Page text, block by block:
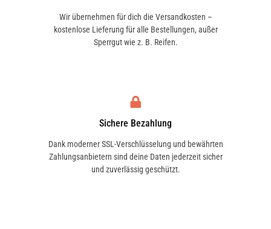
Wir übernehmen für dich die Versandkosten –
kostenlose Lieferung für alle Bestellungen, außer
Sperrgut wie z. B. Reifen.
Sichere Bezahlung
Dank moderner SSL-Verschlüsselung und bewährten
Zahlungsanbietern sind deine Daten jederzeit sicher
und zuverlässig geschützt.